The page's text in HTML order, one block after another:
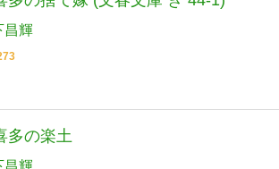
昌輝
多の楽土
昌輝